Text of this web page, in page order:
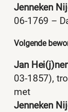
Jenneken
06-1769 –
Volgende
Jan
03-1857),
met
Jenneken